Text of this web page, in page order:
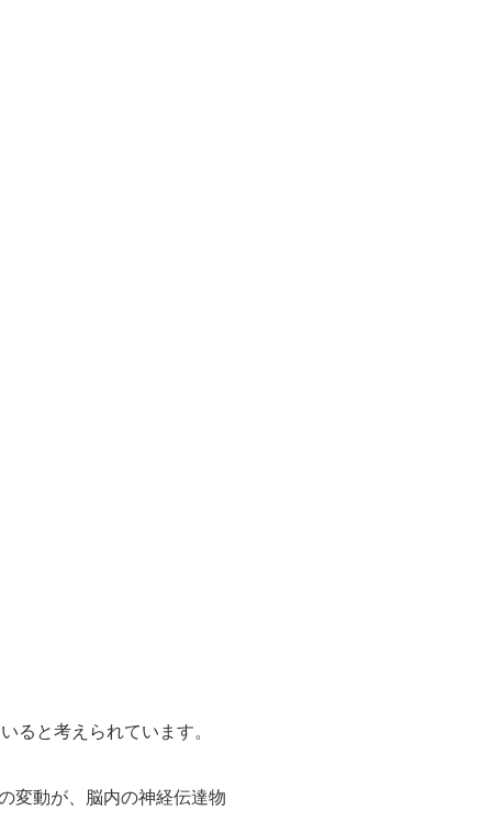
ると考えられています。
変動が、脳内の神経伝達物